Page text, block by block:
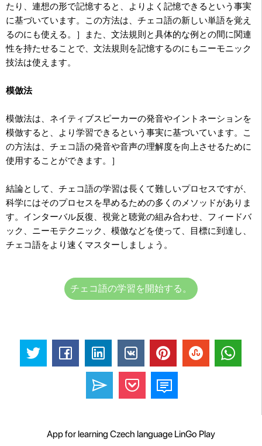
たり、連想の形で記憶すると、よりよく記憶できるという事実
に基づいています。この方法は、チェコ語の新しい単語を覚え
るのにも使える。］また、文法規則と具体的な例との間に関連
性を持たせることで、文法規則を記憶するのにもニーモニック
技法は使えます。
模倣法
模倣法は、ネイティブスピーカーの発音やイントネーションを
模倣すると、より学習できるという事実に基づいています。こ
の方法は、チェコ語の発音や音声の理解度を向上させるために
使用することができます。］
結論として、チェコ語の学習は長くて難しいプロセスですが、
科学にはそのプロセスを早めるための多くのメソッドがありま
す。インターバル反復、視覚と聴覚の組み合わせ、フィードバ
ック、ニーモテクニック、模倣などを使って、目標に到達し、
チェコ語をより速くマスターしましょう。
チェコ語の学習を開始する。
App for learning Czech language LinGo Play